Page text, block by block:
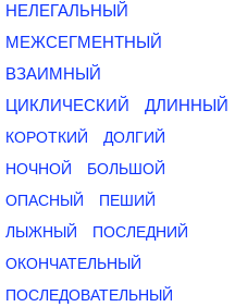
НЕЛЕГАЛЬНЫЙ
МЕЖСЕГМЕНТНЫЙ
ВЗАИМНЫЙ
ЦИКЛИЧЕСКИЙ
ДЛИННЫЙ
КОРОТКИЙ
ДОЛГИЙ
НОЧНОЙ
БОЛЬШОЙ
ОПАСНЫЙ
ПЕШИЙ
ЛЫЖНЫЙ
ПОСЛЕДНИЙ
ОКОНЧАТЕЛЬНЫЙ
ПОСЛЕДОВАТЕЛЬНЫЙ